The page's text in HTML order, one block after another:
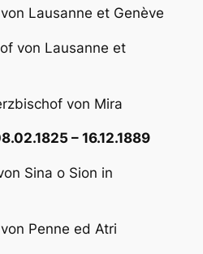
Lausanne et Genève
von Lausanne et
von Mira
– 16.12.1889
Sina o Sion in
Penne ed Atri